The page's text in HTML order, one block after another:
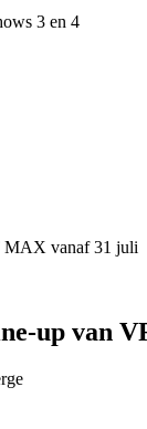
3 en 4
MAX vanaf 31 juli
up van